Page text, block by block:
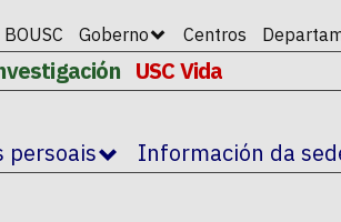
BOUSC Goberno Centros
USC Vida
persoais Información da